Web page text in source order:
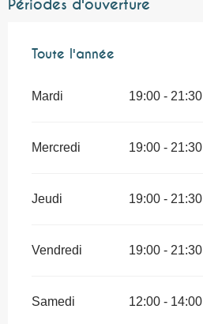
Périodes d'ouverture
Toute l'année
Toute l'année
Mardi 19:00 - 21:30
Mercredi 19:00 - 21:30
Jeudi 19:00 - 21:30
Vendredi 19:00 - 21:30
Samedi 12:00 - 14:00